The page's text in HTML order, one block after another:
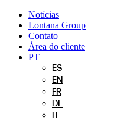
Pular
para
conteúdo
Notícias
Lontana Group
Contato
Área do cliente
PT
ES
EN
FR
DE